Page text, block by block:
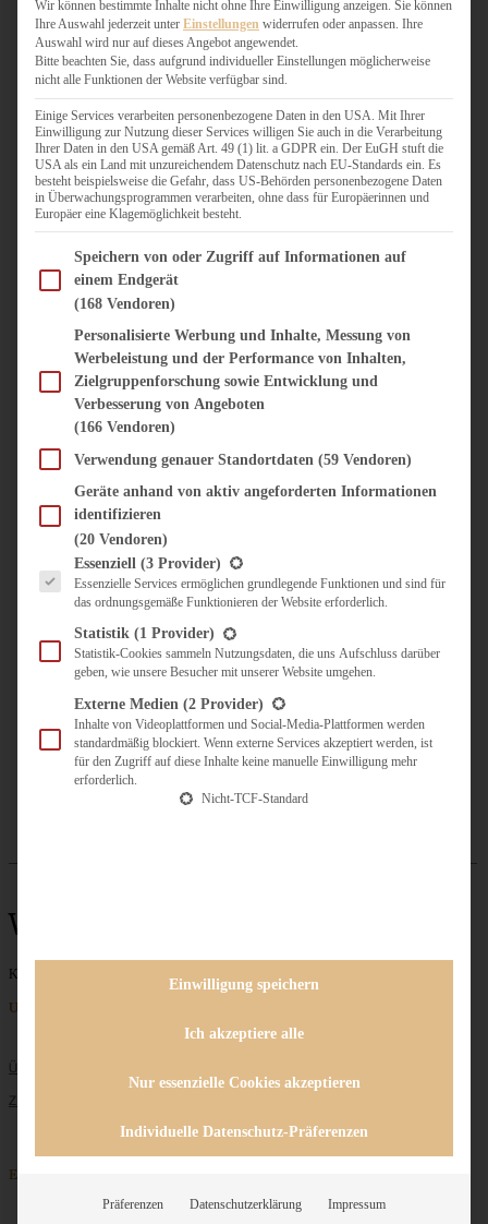
BURGER & SANDWICHES
FIX AUF DEM TISCH
FLEISCH & FISCH
GRILLEN / BARBECUE
HERZHAFTES BACKEN
ONE-POT-GERICHTE
PASTA & NUDELGERICHTE
PIZZA, TARTES & QUICHES
REIS & RISOTTO
SALATE & SNACKS
SUPPENKASPEREIEN
VORSPEISEN
SÜSS & HERZHAFT
BROTAUFSTRICH
DIPS, SAUCEN, CHUTNEYS
KÜCHENGESCHENKE
UNTERWEGS
KULINARISCH UNTERWEGS
ÜBER MICH
ZUSAMMENARBEIT
Weinprobe
Keine Beiträge gefunden
Unternehmen
ÜBER MICH
ZUSAMMENARBEIT
Entdecken
Wir können bestimmte Inhalte nicht ohne Ihre Einwilligung anzeigen. Sie können
Ihre Auswahl jederzeit unter Einstellungen widerrufen oder anpassen. Ihre
Auswahl wird nur auf dieses Angebot angewendet.
Bitte beachten Sie, dass aufgrund individueller Einstellungen möglicherweise
nicht alle Funktionen der Website verfügbar sind.
Einige Services verarbeiten personenbezogene Daten in den USA. Mit Ihrer
Einwilligung zur Nutzung dieser Services willigen Sie auch in die Verarbeitung
Ihrer Daten in den USA gemäß Art. 49 (1) lit. a GDPR ein. Der EuGH stuft die
USA als ein Land mit unzureichendem Datenschutz nach EU-Standards ein. Es
besteht beispielsweise die Gefahr, dass US-Behörden personenbezogene Daten
in Überwachungsprogrammen verarbeiten, ohne dass für Europäerinnen und
Europäer eine Klagemöglichkeit besteht.
Im Folgenden finden Sie eine Liste der Zwecke des IAB Transparency and Consent
Speichern von oder Zugriff auf Informationen auf
einem Endgerät
(168 Vendoren)
Personalisierte Werbung und Inhalte, Messung von
Werbeleistung und der Performance von Inhalten,
Zielgruppenforschung sowie Entwicklung und
Verbesserung von Angeboten
(166 Vendoren)
Verwendung genauer Standortdaten (59 Vendoren)
Geräte anhand von aktiv angeforderten Informationen
identifizieren
(20 Vendoren)
Es folgt eine Liste der Service-Gruppen, für die eine Einwilligung erteilt werden
Essenziell (3 Provider)
Essenzielle Services ermöglichen grundlegende Funktionen und sind für
das ordnungsgemäße Funktionieren der Website erforderlich.
Statistik (1 Provider)
Statistik-Cookies sammeln Nutzungsdaten, die uns Aufschluss darüber
geben, wie unsere Besucher mit unserer Website umgehen.
Externe Medien (2 Provider)
Inhalte von Videoplattformen und Social-Media-Plattformen werden
standardmäßig blockiert. Wenn externe Services akzeptiert werden, ist
für den Zugriff auf diese Inhalte keine manuelle Einwilligung mehr
erforderlich.
Nicht-TCF-Standard
Einwilligung speichern
Ich akzeptiere alle
Nur essenzielle Cookies akzeptieren
Individuelle Datenschutz-Präferenzen
Präferenzen Datenschutzerklärung Impressum